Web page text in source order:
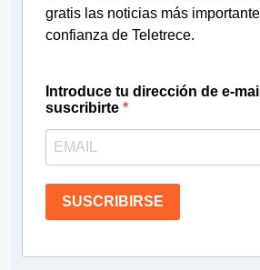
gratis las noticias más
confianza de Teletrece.
Introduce tu dirección de e-
suscribirte
SUSCRIBIRSE